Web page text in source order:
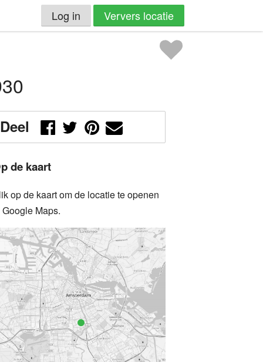
Log in Ververs locatie
Deel
de kaart
op de kaart om de locatie te openen
Maps.